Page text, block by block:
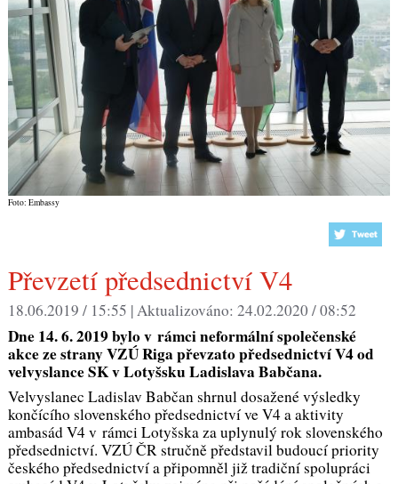
Foto: Embassy
Převzetí předsednictví V4
18.06.2019 / 15:55 |Aktualizováno: 24.02.2020 / 08:52
Dne 14. 6. 2019 bylo v rámci neformální společenské
akce ze strany VZÚ Riga převzato předsednictví V4 od
velvyslance SK v Lotyšsku Ladislava Babčana.
Velvyslanec Ladislav Babčan shrnul dosažené výsledky
končícího slovenského předsednictví ve V4 a aktivity
ambasád V4 v rámci Lotyšska za uplynulý rok slovenského
předsednictví. VZÚ ČR stručně představil budoucí priority
českého předsednictví a připomněl již tradiční spolupráci